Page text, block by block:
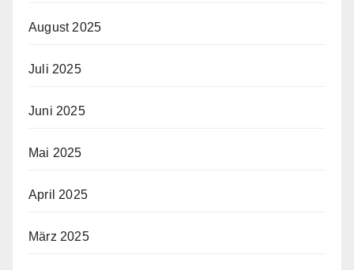
August 2025
Juli 2025
Juni 2025
Mai 2025
April 2025
März 2025